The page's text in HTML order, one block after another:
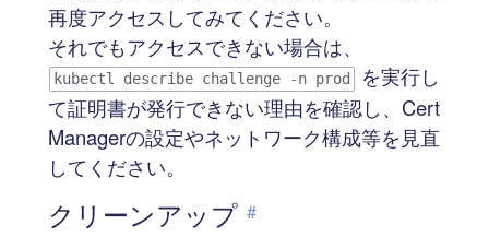
再度アクセスしてみてください。
それでもアクセスできない場合は、
kubectl describe challenge -n prod
を実行し
て証明書が発行できない理由を確認し、Cert
Managerの設定やネットワーク構成等を見直
してください。
クリーンアップ #